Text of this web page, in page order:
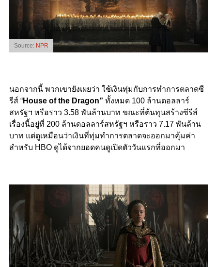
Source: NPR
นอกจากนี้ พวกเขายังเผยว่า ใช้เงินทุ่มกับการทำการตลาดซี
รีส์ “House of the Dragon” ทั้งหมด 100 ล้านดอลลาร์
สหรัฐฯ หรือราว 3.58 พันล้านบาท ขณะที่ต้นทุนสร้างซีรีส์
เรื่องนี้อยู่ที่ 200 ล้านดอลลาร์สหรัฐฯ หรือราว 7.17 พันล้าน
บาท แต่ดูเหมือนว่าเงินที่ทุ่มทำการตลาดจะออกมาคุ้มค่า
สำหรับ HBO ดูได้จากยอดคนดูเปิดตัววันแรกที่ออกมา